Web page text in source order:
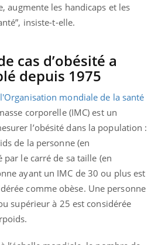
augmente les handicaps et les
insiste-t-elle.
cas d’obésité a
depuis 1975
l'Organisation mondiale de la santé
corporelle (IMC) est un
l’obésité dans la population :
de la personne (en
le carré de sa taille (en
ayant un IMC de 30 ou plus est
comme obèse. Une personne
supérieur à 25 est considérée